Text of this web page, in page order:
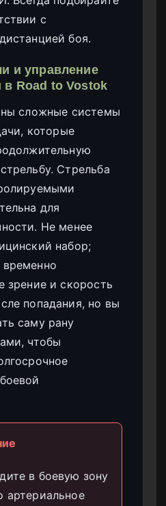
с
боя.
и управление
в Road to Vostok
сложные системы
которые
Стрельба
для
Не менее
набор;
зрение и скорость
попадания, но вы
саму рану
чтобы
в боевую зону
артериальное